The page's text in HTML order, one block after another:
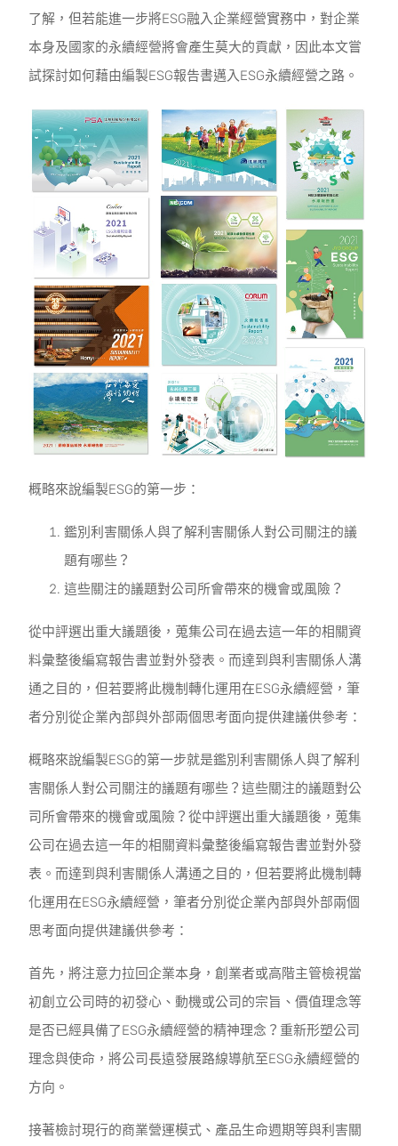
了解，但若能進一步將ESG融入企業經營實務中，對企業
本身及國家的永續經營將會產生莫大的貢獻，因此本文嘗
試探討如何藉由編製ESG報告書邁入ESG永續經營之路。
概略來說編製ESG的第一步：
鑑別利害關係人與了解利害關係人對公司關注的議
題有哪些？
這些關注的議題對公司所會帶來的機會或風險？
從中評選出重大議題後，蒐集公司在過去這一年的相關資
料彙整後編寫報告書並對外發表。而達到與利害關係人溝
通之目的，但若要將此機制轉化運用在ESG永續經營，筆
者分別從企業內部與外部兩個思考面向提供建議供參考：
概略來說編製ESG的第一步就是鑑別利害關係人與了解利
害關係人對公司關注的議題有哪些？這些關注的議題對公
司所會帶來的機會或風險？從中評選出重大議題後，蒐集
公司在過去這一年的相關資料彙整後編寫報告書並對外發
表。而達到與利害關係人溝通之目的，但若要將此機制轉
化運用在ESG永續經營，筆者分別從企業內部與外部兩個
思考面向提供建議供參考：
首先，將注意力拉回企業本身，創業者或高階主管檢視當
初創立公司時的初發心、動機或公司的宗旨、價值理念等
是否已經具備了ESG永續經營的精神理念？重新形塑公司
理念與使命，將公司長遠發展路線導航至ESG永續經營的
方向。
接著檢討現行的商業營運模式、產品生命週期等與利害關